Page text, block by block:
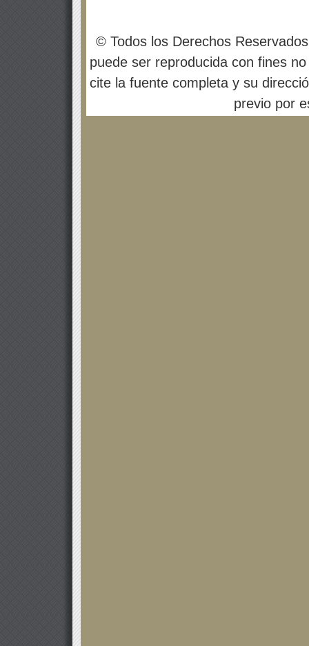
© Todos los Derechos
puede ser reproducida con fines
cite la fuente completa y su
previo por